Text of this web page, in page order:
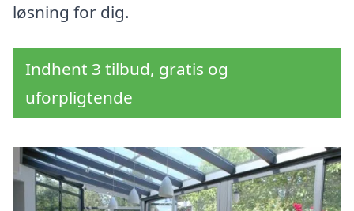
løsning for dig.
Indhent 3 tilbud, gratis og
uforpligtende